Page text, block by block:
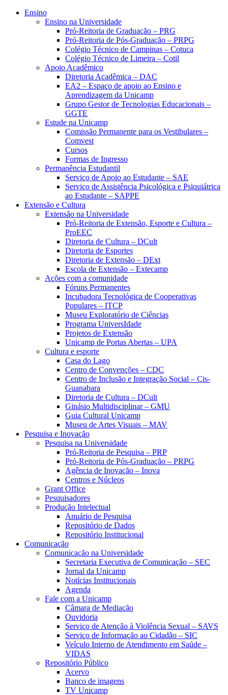
Ensino
Ensino na Universidade
Pró-Reitoria de Graduação – PRG
Pró-Reitoria de Pós-Graduação – PRPG
Colégio Técnico de Campinas – Cotuca
Colégio Técnico de Limeira – Cotil
Apoio Acadêmico
Diretoria Acadêmica – DAC
EA2 – Espaço de apoio ao Ensino e
Aprendizagem da Unicamp
Grupo Gestor de Tecnologias Educacionais –
GGTE
Estude na Unicamp
Comissão Permanente para os Vestibulares –
Comvest
Cursos
Formas de Ingresso
Permanência Estudantil
Serviço de Apoio ao Estudante – SAE
Serviço de Assistência Psicológica e Psiquiátrica
ao Estudante – SAPPE
Extensão e Cultura
Extensão na Universidade
Pró-Reitoria de Extensão, Esporte e Cultura –
ProEEC
Diretoria de Cultura – DCult
Diretoria de Esportes
Diretoria de Extensão – DExt
Escola de Extensão – Extecamp
Ações com a comunidade
Fóruns Permanentes
Incubadora Tecnológica de Cooperativas
Populares – ITCP
Museu Exploratório de Ciências
Programa UniversIdade
Projetos de Extensão
Unicamp de Portas Abertas – UPA
Cultura e esporte
Casa do Lago
Centro de Convenções – CDC
Centro de Inclusão e Integração Social – Cis-
Guanabara
Diretoria de Cultura – DCult
Ginásio Multidisciplinar – GMU
Guia Cultural Unicamp
Museu de Artes Visuais – MAV
Pesquisa e Inovação
Pesquisa na Universidade
Pró-Reitoria de Pesquisa – PRP
Pró-Reitoria de Pós-Graduação – PRPG
Agência de Inovação – Inova
Centros e Núcleos
Grant Office
Pesquisadores
Produção Intelectual
Anuário de Pesquisa
Repositório de Dados
Repositório Institucional
Comunicação
Comunicação na Universidade
Secretaria Executiva de Comunicação – SEC
Jornal da Unicamp
Notícias Institucionais
Agenda
Fale com a Unicamp
Câmara de Mediação
Ouvidoria
Serviço de Atenção à Violência Sexual – SAVS
Serviço de Informação ao Cidadão – SIC
Veículo Interno de Atendimento em Saúde –
VIDAS
Repositório Público
Acervo
Banco de imagens
TV Unicamp